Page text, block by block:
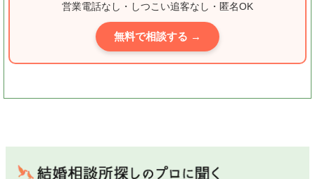
営業電話なし・しつこい追客なし・匿名OK
無料で相談する →